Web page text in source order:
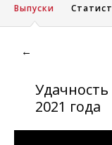
Выпуски
←
2021 года